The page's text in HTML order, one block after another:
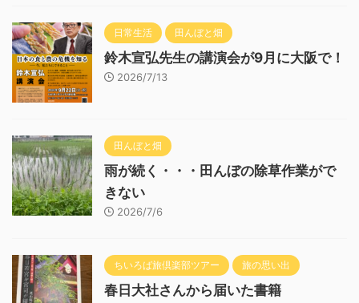
日常生活 田んぼと畑
鈴木宣弘先生の講演会が9月に大阪で！
2026/7/13
田んぼと畑
雨が続く・・・田んぼの除草作業がで
きない
2026/7/6
ちいろば旅倶楽部ツアー 旅の思い出
春日大社さんから届いた書籍